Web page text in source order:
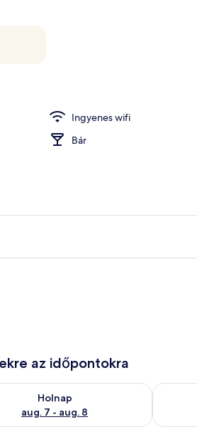
Ingyenes wifi
Bár
az időpontokra
aug. 7
Holnap
aug. 7 - aug. 8
rendelkezésre állás ellenőrzése: aug.
A